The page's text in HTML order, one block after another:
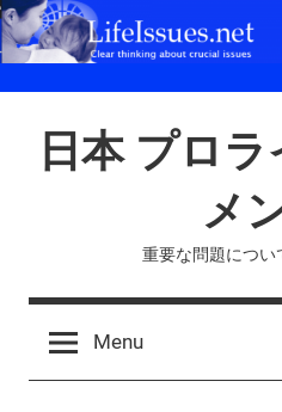
Skip
to
日本 プロ
メ
重要な問題につい
Menu